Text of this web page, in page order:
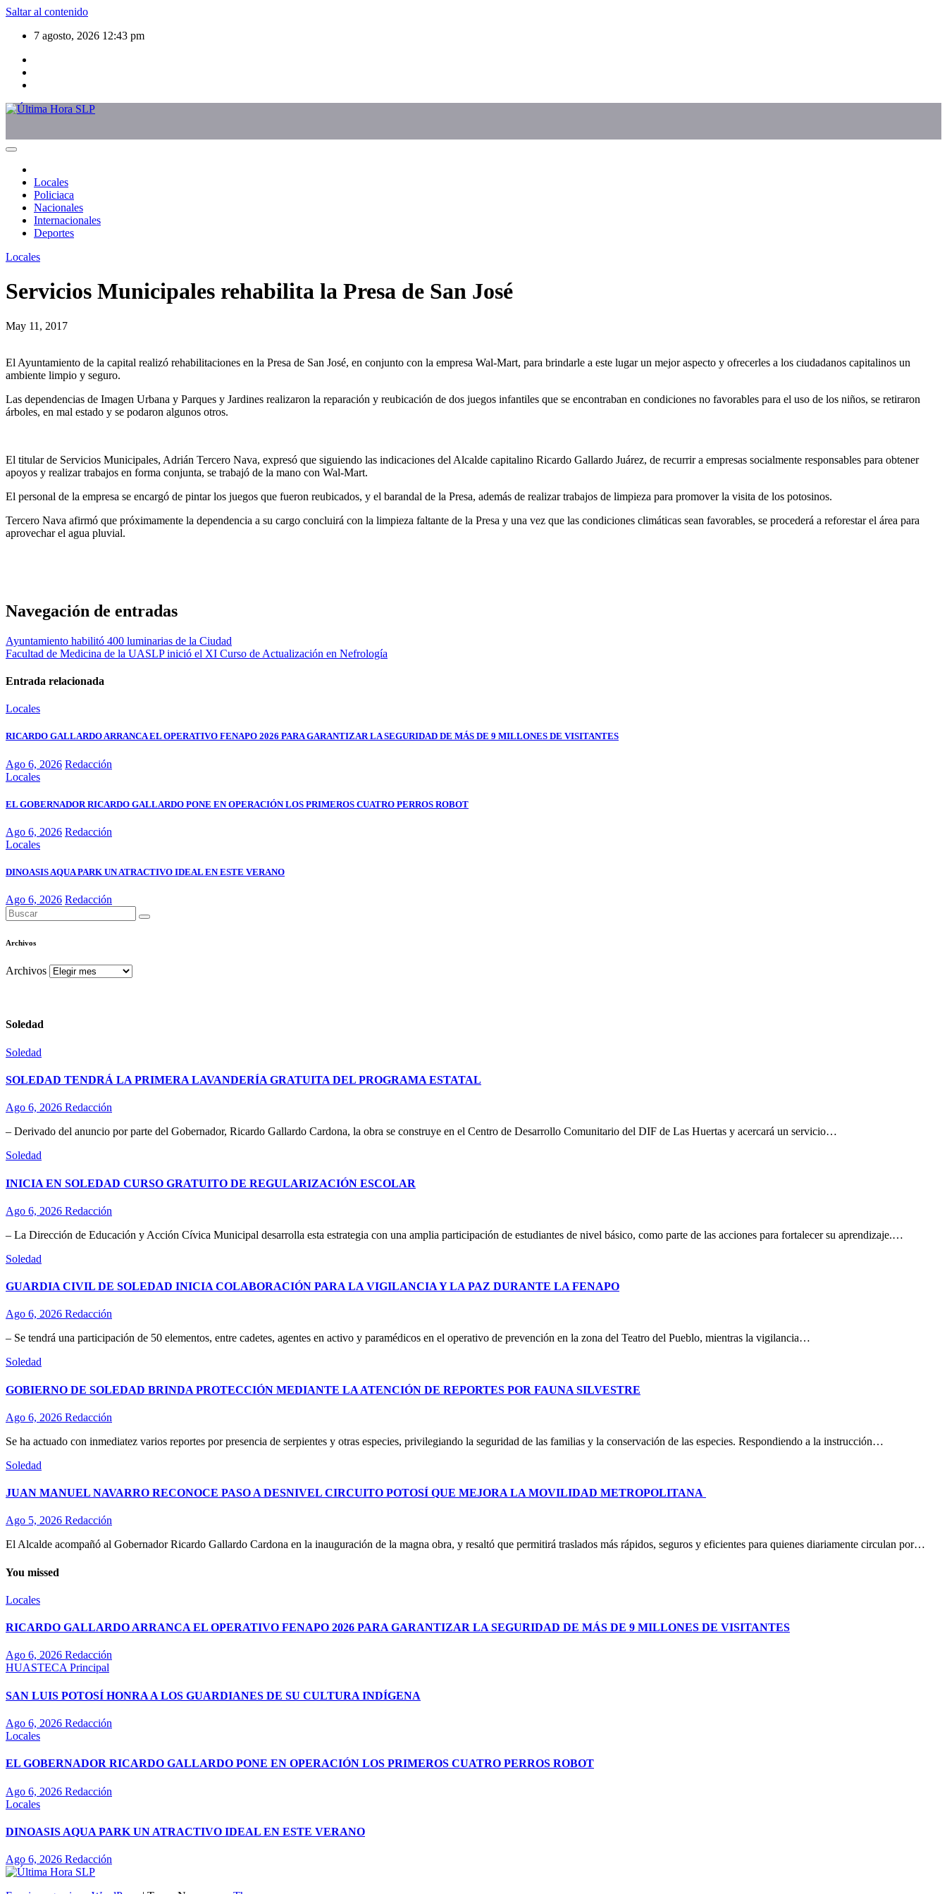
Saltar al contenido
7 agosto, 2026 12:43 pm
Locales
Policiaca
Nacionales
Internacionales
Deportes
Locales
Servicios Municipales rehabilita la Presa de San José
May 11, 2017
El Ayuntamiento de la capital realizó rehabilitaciones en la Presa de San José, en conjunto con la empresa Wal-Mart, para brindarle a este lugar un mejor aspecto y ofrecerles a los ciudadanos capitalinos un
ambiente limpio y seguro.
Las dependencias de Imagen Urbana y Parques y Jardines realizaron la reparación y reubicación de dos juegos infantiles que se encontraban en condiciones no favorables para el uso de los niños, se retiraron
árboles, en mal estado y se podaron algunos otros.
El titular de Servicios Municipales, Adrián Tercero Nava, expresó que siguiendo las indicaciones del Alcalde capitalino Ricardo Gallardo Juárez, de recurrir a empresas socialmente responsables para obtener
apoyos y realizar trabajos en forma conjunta, se trabajó de la mano con Wal-Mart.
El personal de la empresa se encargó de pintar los juegos que fueron reubicados, y el barandal de la Presa, además de realizar trabajos de limpieza para promover la visita de los potosinos.
Tercero Nava afirmó que próximamente la dependencia a su cargo concluirá con la limpieza faltante de la Presa y una vez que las condiciones climáticas sean favorables, se procederá a reforestar el área para
aprovechar el agua pluvial.
Navegación de entradas
Ayuntamiento habilitó 400 luminarias de la Ciudad
Facultad de Medicina de la UASLP inició el XI Curso de Actualización en Nefrología
Entrada relacionada
Locales
RICARDO GALLARDO ARRANCA EL OPERATIVO FENAPO 2026 PARA GARANTIZAR LA SEGURIDAD DE MÁS DE 9 MILLONES DE VISITANTES
Ago 6, 2026 Redacción
Locales
EL GOBERNADOR RICARDO GALLARDO PONE EN OPERACIÓN LOS PRIMEROS CUATRO PERROS ROBOT
Ago 6, 2026 Redacción
Locales
DINOASIS AQUA PARK UN ATRACTIVO IDEAL EN ESTE VERANO
Ago 6, 2026 Redacción
Archivos
Archivos
Soledad
Soledad
SOLEDAD TENDRÁ LA PRIMERA LAVANDERÍA GRATUITA DEL PROGRAMA ESTATAL
Ago 6, 2026 Redacción
– Derivado del anuncio por parte del Gobernador, Ricardo Gallardo Cardona, la obra se construye en el Centro de Desarrollo Comunitario del DIF de Las Huertas y acercará un servicio…
Soledad
INICIA EN SOLEDAD CURSO GRATUITO DE REGULARIZACIÓN ESCOLAR
Ago 6, 2026 Redacción
– La Dirección de Educación y Acción Cívica Municipal desarrolla esta estrategia con una amplia participación de estudiantes de nivel básico, como parte de las acciones para fortalecer su aprendizaje.…
Soledad
GUARDIA CIVIL DE SOLEDAD INICIA COLABORACIÓN PARA LA VIGILANCIA Y LA PAZ DURANTE LA FENAPO
Ago 6, 2026 Redacción
– Se tendrá una participación de 50 elementos, entre cadetes, agentes en activo y paramédicos en el operativo de prevención en la zona del Teatro del Pueblo, mientras la vigilancia…
Soledad
GOBIERNO DE SOLEDAD BRINDA PROTECCIÓN MEDIANTE LA ATENCIÓN DE REPORTES POR FAUNA SILVESTRE
Ago 6, 2026 Redacción
Se ha actuado con inmediatez varios reportes por presencia de serpientes y otras especies, privilegiando la seguridad de las familias y la conservación de las especies. Respondiendo a la instrucción…
Soledad
JUAN MANUEL NAVARRO RECONOCE PASO A DESNIVEL CIRCUITO POTOSÍ QUE MEJORA LA MOVILIDAD METROPOLITANA
Ago 5, 2026 Redacción
El Alcalde acompañó al Gobernador Ricardo Gallardo Cardona en la inauguración de la magna obra, y resaltó que permitirá traslados más rápidos, seguros y eficientes para quienes diariamente circulan por…
You missed
Locales
RICARDO GALLARDO ARRANCA EL OPERATIVO FENAPO 2026 PARA GARANTIZAR LA SEGURIDAD DE MÁS DE 9 MILLONES DE VISITANTES
Ago 6, 2026 Redacción
HUASTECAPrincipal
SAN LUIS POTOSÍ HONRA A LOS GUARDIANES DE SU CULTURA INDÍGENA
Ago 6, 2026 Redacción
Locales
EL GOBERNADOR RICARDO GALLARDO PONE EN OPERACIÓN LOS PRIMEROS CUATRO PERROS ROBOT
Ago 6, 2026 Redacción
Locales
DINOASIS AQUA PARK UN ATRACTIVO IDEAL EN ESTE VERANO
Ago 6, 2026 Redacción